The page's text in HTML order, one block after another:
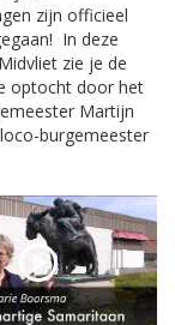
zijn officieel
In deze
zie je de
optocht door het
Martijn
burgemeester